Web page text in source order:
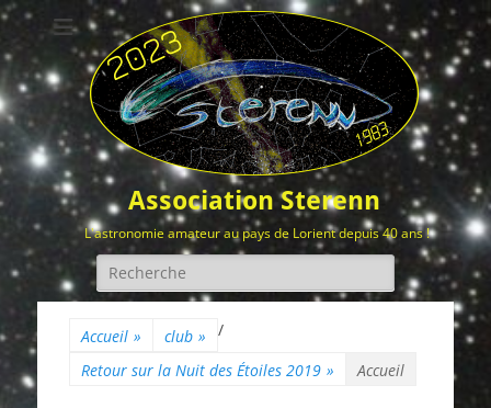
Association Sterenn
L'astronomie amateur au pays de Lorient depuis 40 ans !
Rechercher :
Accueil » club »
/
Retour sur la Nuit des Étoiles 2019 » Accueil